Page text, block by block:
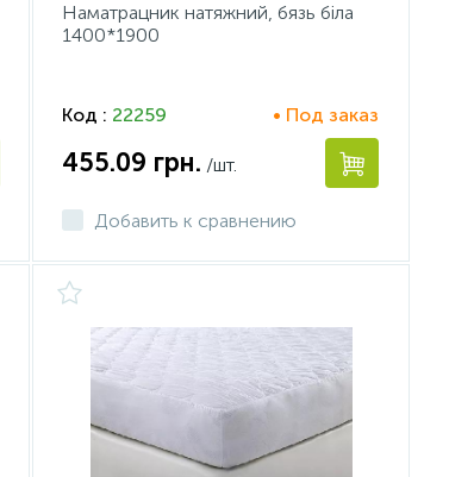
Наматрацник натяжний, бязь біла
1400*1900
Код : 22259 • Под заказ
455.09 грн. /шт.
Добавить к сравнению